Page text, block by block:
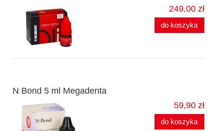
249,00 zł
do koszyka
N Bond 5 ml Megadenta
59,90 zł
do koszyka